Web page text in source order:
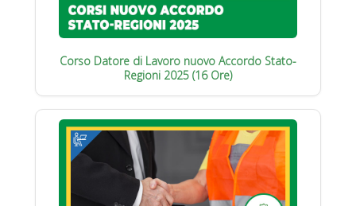
Corso Datore di Lavoro nuovo Accordo Stato-
Regioni 2025 (16 Ore)